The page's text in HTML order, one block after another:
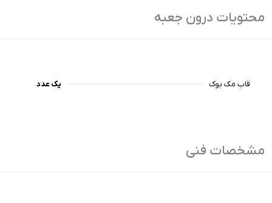
محتویات درون جعبه
قاب مک بوک یک عدد
مشخصات فنی